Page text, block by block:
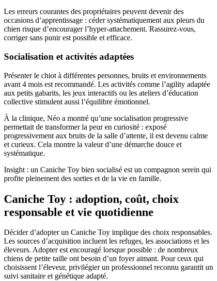
Les erreurs courantes des propriétaires peuvent devenir des
occasions d’apprentissage : céder systématiquement aux pleurs du
chien risque d’encourager l’hyper-attachement. Rassurez-vous,
corriger sans punir est possible et efficace.
Socialisation et activités adaptées
Présenter le chiot à différentes personnes, bruits et environnements
avant 4 mois est recommandé. Les activités comme l’agility adaptée
aux petits gabarits, les jeux interactifs ou les ateliers d’éducation
collective stimulent aussi l’équilibre émotionnel.
À la clinique, Néo a montré qu’une socialisation progressive
permettait de transformer la peur en curiosité : exposé
progressivement aux bruits de la salle d’attente, il est devenu calme
et curieux. Cela montre la valeur d’une démarche douce et
systématique.
Insight : un Caniche Toy bien socialisé est un compagnon serein qui
profite pleinement des sorties et de la vie en famille.
Caniche Toy : adoption, coût, choix
responsable et vie quotidienne
Décider d’adopter un Caniche Toy implique des choix responsables.
Les sources d’acquisition incluent les refuges, les associations et les
éleveurs. Adopter est encouragé lorsque possible : de nombreux
chiens de petite taille ont besoin d’un foyer aimant. Pour ceux qui
choisissent l’éleveur, privilégier un professionnel reconnu garantit un
suivi sanitaire et génétique adapté.